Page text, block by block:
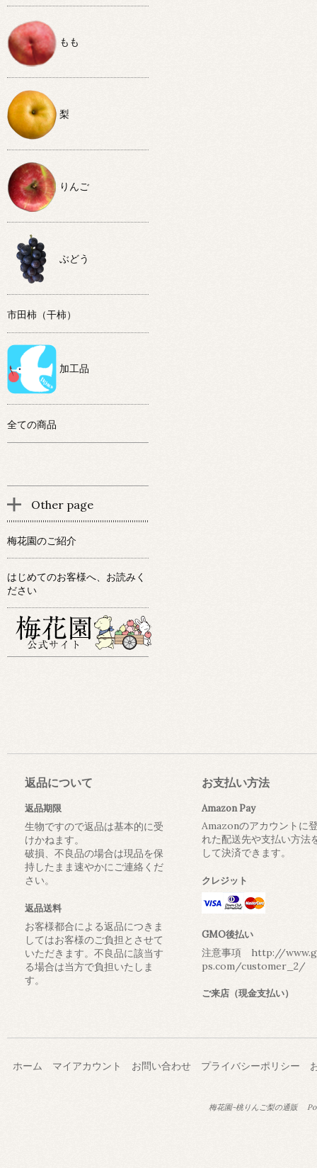
もも
梨
りんご
ぶどう
市田柿（干柿）
加工品
全ての商品
Other page
梅花園のご紹介
はじめてのお客様へ、お読みく
ださい
返品について
返品期限
生物ですので返品は基本的に受
けかねます。
破損、不良品の場合は現品を保
持したまま速やかにご連絡くだ
さい。
返品送料
お客様都合による返品につきま
してはお客様のご負担とさせて
いただきます。不良品に該当す
る場合は当方で負担いたしま
す。
お支払い方法
Amazon Pay
Amazonのアカウントに
れた配送先や支払い方法
して決済できます。
クレジット
GMO後払い
注意事項 http://
ps.com/customer_2/
ご来店（現金支払い）
ホーム マイアカウント お問い合わせ プライバシーポリシー
梅花園-桃りんご梨の通販